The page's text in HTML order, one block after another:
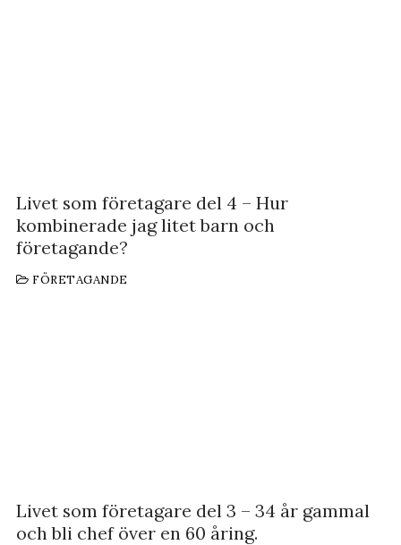
Livet som företagare del 4 – Hur
kombinerade jag litet barn och
företagande?
FÖRETAGANDE
Livet som företagare del 3 – 34 år gammal
och bli chef över en 60 åring.